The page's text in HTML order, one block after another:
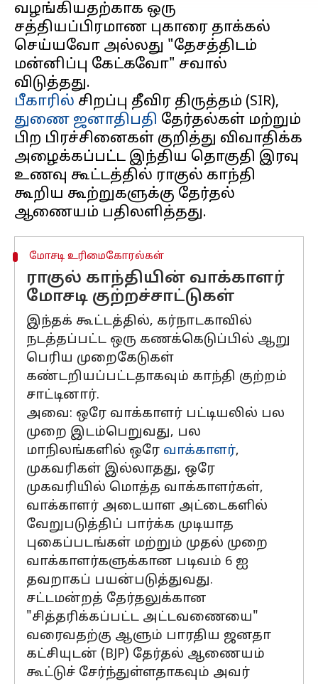
வழங்கியதற்காக ஒரு
சத்தியப்பிரமாண புகாரை தாக்கல்
செய்யவோ அல்லது "தேசத்திடம்
மன்னிப்பு கேட்கவோ" சவால்
பீகாரில் சிறப்பு தீவிர திருத்தம் (SIR),
துணை ஜனாதிபதி தேர்தல்கள் மற்றும்
பிற பிரச்சினைகள் குறித்து விவாதிக்க
அழைக்கப்பட்ட இந்திய தொகுதி இரவு
உணவு கூட்டத்தில் ராகுல் காந்தி
கூறிய கூற்றுகளுக்கு தேர்தல்
மோசடி உரிமைகோரல்கள்
ராகுல் காந்தியின் வாக்காளர்
மோசடி குற்றச்சாட்டுகள்
இந்தக் கூட்டத்தில், கர்நாடகாவில்
நடத்தப்பட்ட ஒரு கணக்கெடுப்பில் ஆறு
பெரிய முறைகேடுகள்
கண்டறியப்பட்டதாகவும் காந்தி குற்றம்
சாட்டினார்.
அவை: ஒரே வாக்காளர் பட்டியலில் பல
முறை இடம்பெறுவது, பல
மாநிலங்களில் ஒரே வாக்காளர்,
முகவரிகள் இல்லாதது, ஒரே
முகவரியில் மொத்த வாக்காளர்கள்,
வாக்காளர் அடையாள அட்டைகளில்
வேறுபடுத்திப் பார்க்க முடியாத
புகைப்படங்கள் மற்றும் முதல் முறை
வாக்காளர்களுக்கான படிவம் 6 ஐ
தவறாகப் பயன்படுத்துவது.
சட்டமன்றத் தேர்தலுக்கான
"சித்தரிக்கப்பட்ட அட்டவணையை"
வரைவதற்கு ஆளும் பாரதிய ஜனதா
கட்சியுடன் (BJP) தேர்தல் ஆணையம்
கூட்டுச் சேர்ந்துள்ளதாகவும் அவர்